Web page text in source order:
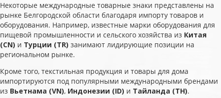
Некоторые международные товарные знаки представлены на
рынке Белгородской области благодаря импорту товаров и
оборудования. Например, известные марки оборудования для
пищевой промышленности и сельского хозяйства из Китая
(CN) и Турции (TR) занимают лидирующие позиции на
региональном рынке.
Кроме того, текстильная продукция и товары для дома
импортируются под популярными международными брендами
из Вьетнама (VN), Индонезии (ID) и Тайланда (TH).